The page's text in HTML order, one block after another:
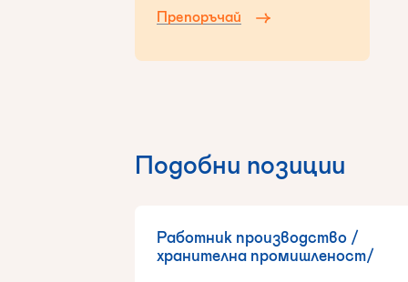
Препоръчай
Подобни позиции
Работник производство /
хранителна промишленост/